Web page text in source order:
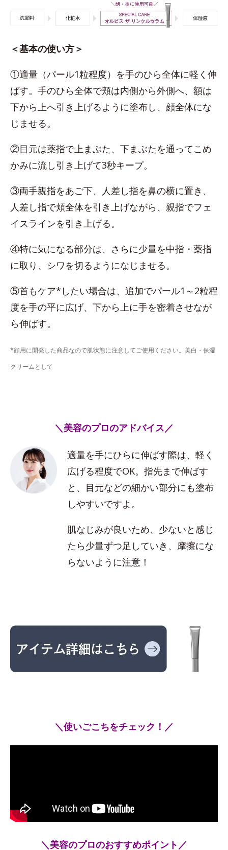
＜基本の使い方＞
①適量（パール1粒程度）を手のひら全体に軽く伸
ばす。手のひら全体で頬は内側から外側へ、額は
下から上へ引き上げるように塗布し、顔全体にな
じませる。
②目元は薬指で上まぶた、下まぶたを通ってこめ
かみに流し引き上げて3秒キープ。
③両手親指をあご下、人差し指を鼻の横に置き、
人差し指で頬全体を引き上げながら、親指でフェ
イスラインを引き上げる。
④特に気になる部分は、さらに少量を中指・薬指
に取り、シワを切るようになじませる。
⑤首もケア*したい場合は、追加でパール1～2粒程
度を手の平に広げ、下から上に手を密着させなが
ら伸ばす。
*顔用に開発した商品なので肌状態に注意してご使用ください。美白・保湿
クリームとして
＼美容のプロのアドバイス／
適量を手にひらに伸ばす際は、軽く
広げる程度でOK。指先まで伸ばす
と、目元などの細かい部分にも塗布
しやすいですよ。
肌なじみが良いため、少ないと感じ
たら少量ずつ足していき、摩擦にな
らないように注意！
＼使いごこちをチェック！／
＼美容のプロのおすすめポイント／